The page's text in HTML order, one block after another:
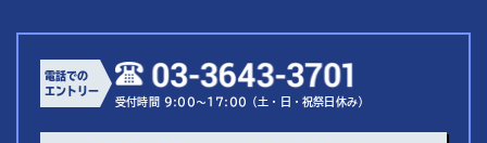
電話での
エントリー
受付時間 9:00～17:00（土・日・祝祭日休み）